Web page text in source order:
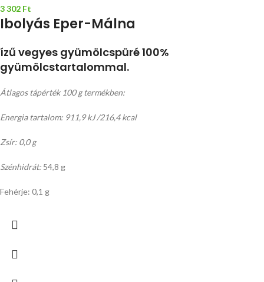
3 302 Ft
Ibolyás Eper-Málna
ízű vegyes gyümölcspüré 100%
gyümölcstartalommal.
Átlagos tápérték 100 g termékben:
Energia tartalom: 911,9 kJ /216,4 kcal
Zsír: 0,0 g
Szénhidrát: 54,8 g
Fehérje: 0,1 g